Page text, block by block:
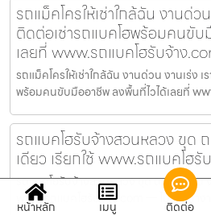
รถแม็คโครให้เช่าใกล้ฉัน งานด่ว
ติดต่อเช่ารถแบคโฮพร้อมคนขับ
เลยที่ www.รถแบคโฮรับจ้าง
รถแม็คโครให้เช่าใกล้ฉัน งานด่วน งานเร่ง
พร้อมคนขับมืออาชีพ ลงพื้นที่ไวได้เลยที่
รถแบคโฮรับจ้างสวนหลวง ขุด
เดียว เรียกใช้ www.รถแบคโฮรั
รถแบคโฮรับจ้างสวนหลวง ขุด ถม รื้อถอน จ
www.รถแบคโฮรับจ้าง.com — ไม่ว่าหน้า
หน้าหลัก เมนู ติดต่อ